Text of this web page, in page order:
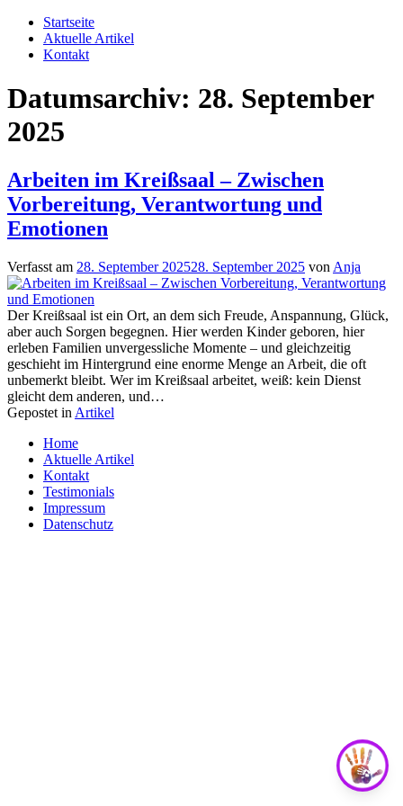
Zum
Inhalt
springen
Startseite
Aktuelle Artikel
Kontakt
Datumsarchiv: 28. September
2025
Arbeiten im Kreißsaal – Zwischen
Vorbereitung, Verantwortung und
Emotionen
Verfasst am 28. September 202528. September 2025 von Anja
Der Kreißsaal ist ein Ort, an dem sich Freude, Anspannung, Glück,
aber auch Sorgen begegnen. Hier werden Kinder geboren, hier
erleben Familien unvergessliche Momente – und gleichzeitig
geschieht im Hintergrund eine enorme Menge an Arbeit, die oft
unbemerkt bleibt. Wer im Kreißsaal arbeitet, weiß: kein Dienst
gleicht dem anderen, und…
Gepostet in Artikel
Navigation
Home
Aktuelle Artikel
Kontakt
Testimonials
Impressum
Datenschutz